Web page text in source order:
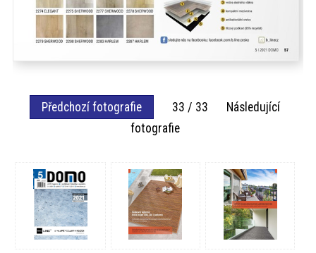
Předchozí fotografie
33 / 33 Následující
fotografie